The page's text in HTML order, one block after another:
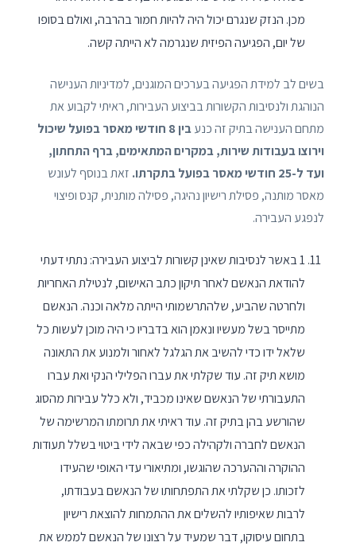
מכן. הנזק שנגרם יכול היה להיות חמור בהרבה, ואולם בסופו
של יום, הפגיעה הפיזית שנגרמה לא הייתה קשה.
בשים לב למידת הפגיעה בערכים המוגנים, למדיניות הענישה
הנוהגת ולנסיבות הקשורות בביצוע העבירות, ראיתי לקבוע את
מתחם הענישה בתיק זה כנע
בין 8 חודשי מאסר בפועל שיכול
וירוצו בעבודות שירות, במקרים המתאימים, ברף התחתון,
ועד ל-25 חודשי מאסר בפועל בתקרתו.
זאת בנוסף לעונש
מאסר מותנה, פסילת רישיון נהיגה, פסילה מותנית, קנס ופיצוי
לנפגע העבירה.
1 באשר לנסיבות שאינן קשורות לביצוע העבירה: נתתי דעתי
להודאת הנאשם לאחר תיקון כתב האישום, לנטילת האחריות
ולחרטה שהביע, שלהתרשמותי הייתה מלאה וכנה. הנאשם
מתייסר בשל מעשיו ונאמן הוא בדבריו כי היה מוכן לעשות כל
שלאל ידו כדי להשיב את הגלגל לאחור ולמנוע את התאונה
מושא תיק זה. עוד שקלתי את עברו הפלילי הנקי ואת עברו
התעבורתי של הנאשם שאינו מכביד, ולא כלל עבירות מהסוג
שהורשע בהן בתיק זה. עוד ראיתי את תרומתו המרשימה של
הנאשם לחברה ולקהילה כפי שבאה לידי ביטוי בשלל תעודות
ההוקרה וההערכה שהוגשו, ומתיאורי עדי האופי שהעידו
לזכותו. כן שקלתי את התפתחותו של הנאשם בעבודתו,
לרבות שאיפותיו להשלים את ההתמחות להוצאת רישיון
בתחום עיסוקו, דבר שמעיד על רצונו של הנאשם לממש את